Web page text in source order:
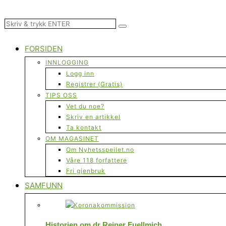
FORSIDEN
INNLOGGING
Logg inn
Registrer (Gratis)
TIPS OSS
Vet du noe?
Skriv en artikkel
Ta kontakt
OM MAGASINET
Om Nyhetsspeilet.no
Våre 118 forfattere
Fri gjenbruk
SAMFUNN